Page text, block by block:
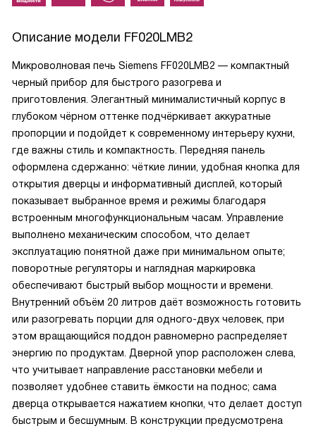
Описание модели FF020LMB2
Микроволновая печь Siemens FF020LMB2 — компактный
черный прибор для быстрого разогрева и
приготовления. Элегантный минималистичный корпус в
глубоком чёрном оттенке подчёркивает аккуратные
пропорции и подойдет к современному интерьеру кухни,
где важны стиль и компактность. Передняя панель
оформлена сдержанно: чёткие линии, удобная кнопка для
открытия дверцы и информативный дисплей, который
показывает выбранное время и режимы благодаря
встроенным многофункциональным часам. Управление
выполнено механическим способом, что делает
эксплуатацию понятной даже при минимальном опыте;
поворотные регуляторы и наглядная маркировка
обеспечивают быстрый выбор мощности и времени.
Внутренний объём 20 литров даёт возможность готовить
или разогревать порции для одного-двух человек, при
этом вращающийся поддон равномерно распределяет
энергию по продуктам. Дверной упор расположен слева,
что учитывает направление расстановки мебели и
позволяет удобнее ставить ёмкости на поднос; сама
дверца открывается нажатием кнопки, что делает доступ
быстрым и бесшумным. В конструкции предусмотрена